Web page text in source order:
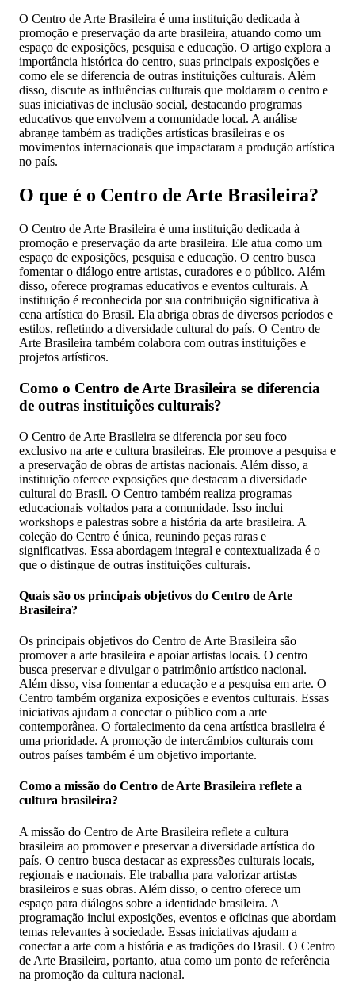
O Centro de Arte Brasileira é uma instituição dedicada à
promoção e preservação da arte brasileira, atuando como um
espaço de exposições, pesquisa e educação. O artigo explora a
importância histórica do centro, suas principais exposições e
como ele se diferencia de outras instituições culturais. Além
disso, discute as influências culturais que moldaram o centro e
suas iniciativas de inclusão social, destacando programas
educativos que envolvem a comunidade local. A análise
abrange também as tradições artísticas brasileiras e os
movimentos internacionais que impactaram a produção artística
no país.
O que é o Centro de Arte Brasileira?
O Centro de Arte Brasileira é uma instituição dedicada à
promoção e preservação da arte brasileira. Ele atua como um
espaço de exposições, pesquisa e educação. O centro busca
fomentar o diálogo entre artistas, curadores e o público. Além
disso, oferece programas educativos e eventos culturais. A
instituição é reconhecida por sua contribuição significativa à
cena artística do Brasil. Ela abriga obras de diversos períodos e
estilos, refletindo a diversidade cultural do país. O Centro de
Arte Brasileira também colabora com outras instituições e
projetos artísticos.
Como o Centro de Arte Brasileira se diferencia
de outras instituições culturais?
O Centro de Arte Brasileira se diferencia por seu foco
exclusivo na arte e cultura brasileiras. Ele promove a pesquisa e
a preservação de obras de artistas nacionais. Além disso, a
instituição oferece exposições que destacam a diversidade
cultural do Brasil. O Centro também realiza programas
educacionais voltados para a comunidade. Isso inclui
workshops e palestras sobre a história da arte brasileira. A
coleção do Centro é única, reunindo peças raras e
significativas. Essa abordagem integral e contextualizada é o
que o distingue de outras instituições culturais.
Quais são os principais objetivos do Centro de Arte
Brasileira?
Os principais objetivos do Centro de Arte Brasileira são
promover a arte brasileira e apoiar artistas locais. O centro
busca preservar e divulgar o patrimônio artístico nacional.
Além disso, visa fomentar a educação e a pesquisa em arte. O
Centro também organiza exposições e eventos culturais. Essas
iniciativas ajudam a conectar o público com a arte
contemporânea. O fortalecimento da cena artística brasileira é
uma prioridade. A promoção de intercâmbios culturais com
outros países também é um objetivo importante.
Como a missão do Centro de Arte Brasileira reflete a
cultura brasileira?
A missão do Centro de Arte Brasileira reflete a cultura
brasileira ao promover e preservar a diversidade artística do
país. O centro busca destacar as expressões culturais locais,
regionais e nacionais. Ele trabalha para valorizar artistas
brasileiros e suas obras. Além disso, o centro oferece um
espaço para diálogos sobre a identidade brasileira. A
programação inclui exposições, eventos e oficinas que abordam
temas relevantes à sociedade. Essas iniciativas ajudam a
conectar a arte com a história e as tradições do Brasil. O Centro
de Arte Brasileira, portanto, atua como um ponto de referência
na promoção da cultura nacional.